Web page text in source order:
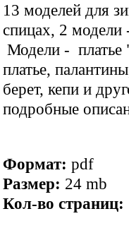
13 моделей для
спицах, 2
Модели - платье
платье,
берет, кепи и
подробные
Формат: pdf
Размер: 24 mb
Кол-во страниц: